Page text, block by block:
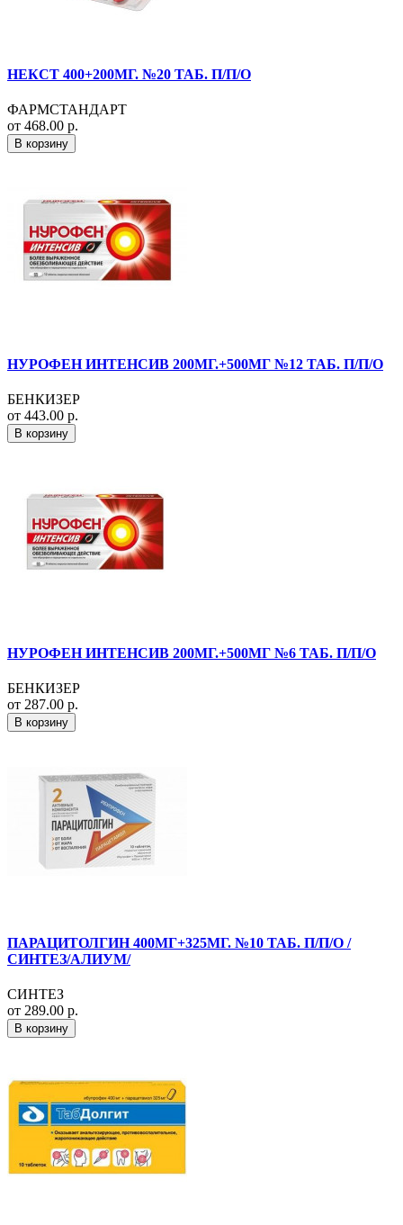
НЕКСТ 400+200МГ. №20 ТАБ. П/П/О
ФАРМСТАНДАРТ
от 468.00 р.
В корзину
НУРОФЕН ИНТЕНСИВ 200МГ.+500МГ №12 ТАБ. П/П/О
БЕНКИЗЕР
от 443.00 р.
В корзину
НУРОФЕН ИНТЕНСИВ 200МГ.+500МГ №6 ТАБ. П/П/О
БЕНКИЗЕР
от 287.00 р.
В корзину
ПАРАЦИТОЛГИН 400МГ+325МГ. №10 ТАБ. П/П/О /
СИНТЕЗ/АЛИУМ/
СИНТЕЗ
от 289.00 р.
В корзину